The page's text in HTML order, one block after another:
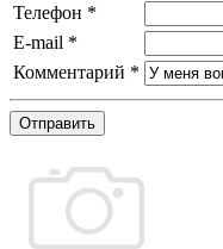
Телефон *
E-mail *
Комментарий *
Отправить